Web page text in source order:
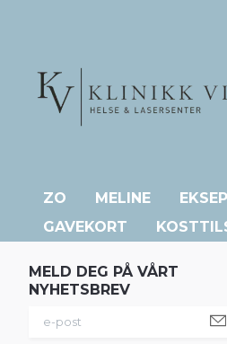
ZO MELINE
GAVEKORT
MELD DEG PÅ VÅRT
NYHETSBREV